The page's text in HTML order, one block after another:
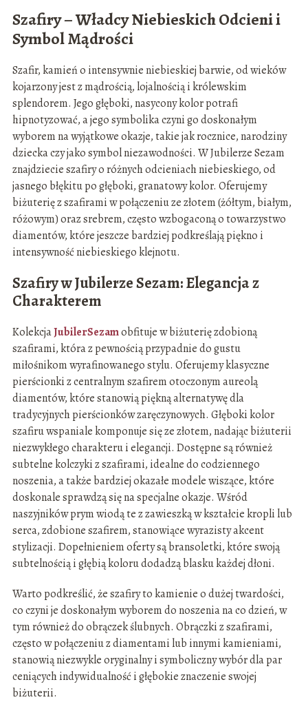
Szafiry – Władcy Niebieskich Odcieni i
Symbol Mądrości
Szafir, kamień o intensywnie niebieskiej barwie, od wieków
kojarzony jest z mądrością, lojalnością i królewskim
splendorem. Jego głęboki, nasycony kolor potrafi
hipnotyzować, a jego symbolika czyni go doskonałym
wyborem na wyjątkowe okazje, takie jak rocznice, narodziny
dziecka czy jako symbol niezawodności. W Jubilerze Sezam
znajdziecie szafiry o różnych odcieniach niebieskiego, od
jasnego błękitu po głęboki, granatowy kolor. Oferujemy
biżuterię z szafirami w połączeniu ze złotem (żółtym, białym,
różowym) oraz srebrem, często wzbogaconą o towarzystwo
diamentów, które jeszcze bardziej podkreślają piękno i
intensywność niebieskiego klejnotu.
Szafiry w Jubilerze Sezam: Elegancja z
Charakterem
KolekcjaJubilerSezamobfituje w biżuterię zdobioną
szafirami, która z pewnością przypadnie do gustu
miłośnikom wyrafinowanego stylu. Oferujemy klasyczne
pierścionki z centralnym szafirem otoczonym aureolą
diamentów, które stanowią piękną alternatywę dla
tradycyjnych pierścionków zaręczynowych. Głęboki kolor
szafiru wspaniale komponuje się ze złotem, nadając biżuterii
niezwykłego charakteru i elegancji. Dostępne są również
subtelne kolczyki z szafirami, idealne do codziennego
noszenia, a także bardziej okazałe modele wiszące, które
doskonale sprawdzą się na specjalne okazje. Wśród
naszyjników prym wiodą te z zawieszką w kształcie kropli lub
serca, zdobione szafirem, stanowiące wyrazisty akcent
stylizacji. Dopełnieniem oferty są bransoletki, które swoją
subtelnością i głębią koloru dodadzą blasku każdej dłoni.
Warto podkreślić, że szafiry to kamienie o dużej twardości,
co czyni je doskonałym wyborem do noszenia na co dzień, w
tym również do obrączek ślubnych. Obrączki z szafirami,
często w połączeniu z diamentami lub innymi kamieniami,
stanowią niezwykle oryginalny i symboliczny wybór dla par
ceniących indywidualność i głębokie znaczenie swojej
biżuterii.